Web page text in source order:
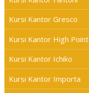
Kursi Kantor Gresco
Kursi Kantor High Point
Kursi Kantor Ichiko
Kursi Kantor Importa